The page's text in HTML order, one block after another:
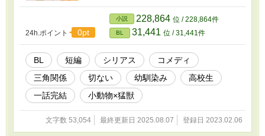
犯罪、未解決事件等をヒントにした部分を含ん
でおります。 犯罪事件名及び内容には多少のフ
ェイクを混ぜています。実際のものとは異なり
ます。
鐘』夏生ver.[完] ⭐︎『さくら色のバレンタイン』
[完] 偶然、見てしまった。竜一が、バレンタイン
チョコを受け取っている所を…… ──『violence
なValentine』夏生ver.[完] ⭐『6年越しの雛祭り』
[完] 夏生のお姉さんに誘われて、6年ぶりに雛祭
りのパーティーに参加する。幼い僕を引き連れ
て…… ──『越えられない一線』夏生ver.[完]
⭐『夜に咲く花 散る桜』[完] 雛祭りパーティー
以降、何となく感じていた竜一との距離。春休
みに入って、久し振りに夜桜を見に行った先
で……
24h.ポイント 0pt
小説 228,864 位 / 228,864件
BL 31,441 位 / 31,441件
BL 短編 シリアス
コメディ
三角関係
切ない 幼馴染み
高校生
一話完結
小動物×猛獣
文字数 53,054 最終更新日 2025.08.07 登録日 2023.02.06